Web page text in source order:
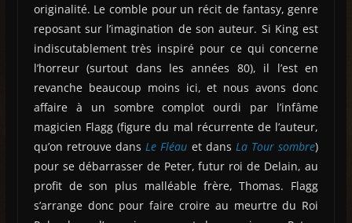
originalité. Le comble pour un récit de fantasy, genre
reposant sur l’imagination de son auteur. Si King est
indiscutablement très inspiré pour ce qui concerne
l’horreur (surtout dans les années 80), il l’est en
revanche beaucoup moins ici, et nous avons donc
affaire à un sombre complot ourdi par l’infâme
magicien Flagg (figure du mal récurrente de l’auteur,
qu’on retrouve dansLe Fléau et dans La Tour sombre)
pour se débarrasser de Peter, futur roi de Delain, au
profit de son plus malléable frère, Thomas. Flagg
s’arrange donc pour faire croire au meurtre du Roi